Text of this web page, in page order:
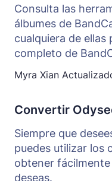
Consulta las
álbumes de
cualquiera de ellas
completo de
Myra Xian
Convertir
Siempre que
puedes utilizar los
obtener
deseas.